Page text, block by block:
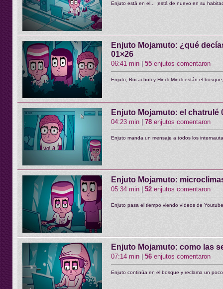
Enjuto está en el... ¡está de nuevo en su
Enjuto Mojamuto: ¿qué
01×26
06:41 min 55 enjutos comentaron
Enjuto, Bocachoti y Hincli Mincli están el
Enjuto Mojamuto: el chatrulé
04:23 min 78 enjutos comentaron
Enjuto manda un mensaje a todos los
Enjuto Mojamuto:
05:34 min 52 enjutos comentaron
Enjuto pasa el tiempo viendo vídeos de
Enjuto Mojamuto: como las
07:14 min 56 enjutos comentaron
Enjuto continúa en el bosque y reclama un